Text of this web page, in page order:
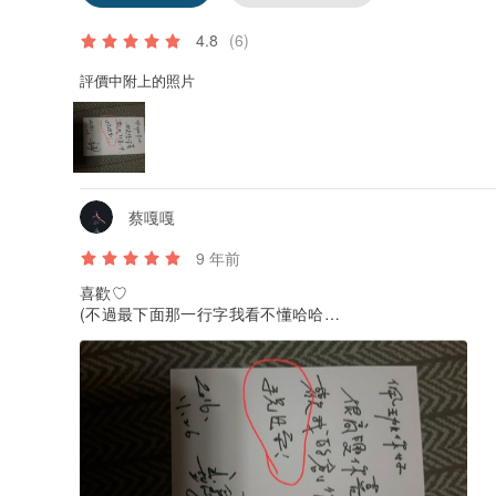
4.8 (6)
評價中附上的照片
蔡嘎嘎
9 年前
喜歡♡
(不過最下面那一行字我看不懂哈哈…